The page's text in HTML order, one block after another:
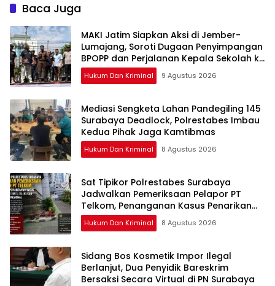
Baca Juga
MAKI Jatim Siapkan Aksi di Jember-
Lumajang, Soroti Dugaan Penyimpangan
BPOPP dan Perjalanan Kepala Sekolah ke
Jepang
Hukum Dan Kriminal 9 Agustus 2026
Mediasi Sengketa Lahan Pandegiling 145
Surabaya Deadlock, Polrestabes Imbau
Kedua Pihak Jaga Kamtibmas
Hukum Dan Kriminal 8 Agustus 2026
Sat Tipikor Polrestabes Surabaya
Jadwalkan Pemeriksaan Pelapor PT
Telkom, Penanganan Kasus Penarikan
Kabel Ditegaskan Profesional
Hukum Dan Kriminal 8 Agustus 2026
Sidang Bos Kosmetik Impor Ilegal
Berlanjut, Dua Penyidik Bareskrim
Bersaksi Secara Virtual di PN Surabaya